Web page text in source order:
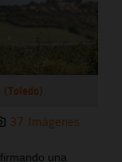
(Toledo)
37 Imágenes
una